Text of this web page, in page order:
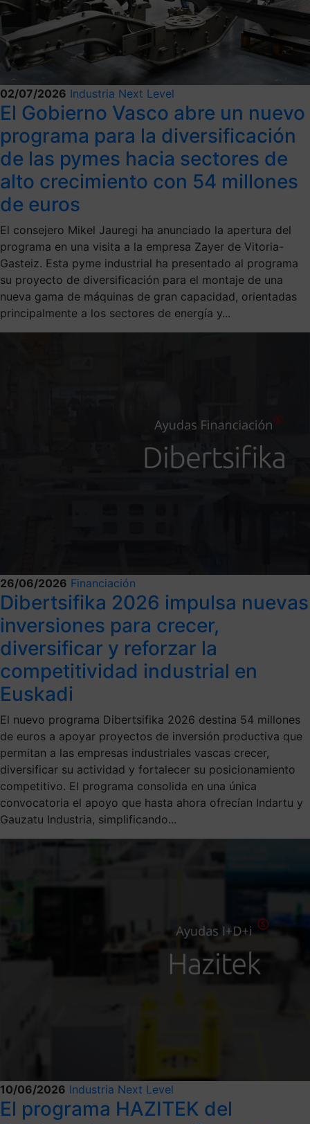
02/07/2026 Industria Next Level
El Gobierno Vasco abre un nuevo
programa para la diversificación
de las pymes hacia sectores de
alto crecimiento con 54 millones
de euros
El consejero Mikel Jauregi ha anunciado la apertura del
programa en una visita a la empresa Zayer de Vitoria-
Gasteiz. Esta pyme industrial ha presentado al programa
su proyecto de diversificación para el montaje de una
nueva gama de máquinas de gran capacidad, orientadas
principalmente a los sectores de energía y...
26/06/2026 Financiación
Dibertsifika 2026 impulsa nuevas
inversiones para crecer,
diversificar y reforzar la
competitividad industrial en
Euskadi
El nuevo programa Dibertsifika 2026 destina 54 millones
de euros a apoyar proyectos de inversión productiva que
permitan a las empresas industriales vascas crecer,
diversificar su actividad y fortalecer su posicionamiento
competitivo. El programa consolida en una única
convocatoria el apoyo que hasta ahora ofrecían Indartu y
Gauzatu Industria, simplificando...
10/06/2026 Industria Next Level
El programa HAZITEK del